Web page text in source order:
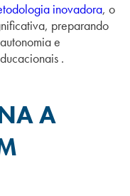
inovadora, o
preparando
e
.
A